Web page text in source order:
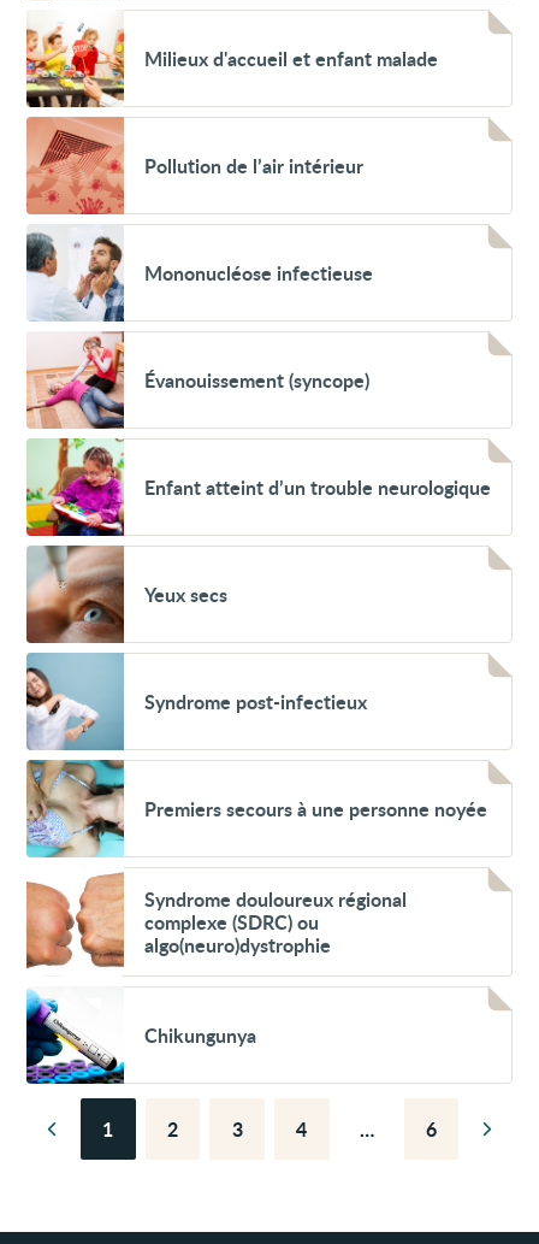
l'enfant
Milieux
d'accueil
et
enfant
malade
Milieux d'accueil et enfant malade
Voir
Pollution
de
l’air
intérieur
Pollution de l’air intérieur
Voir
Mononucléose
infectieuse
Mononucléose infectieuse
Évanouissement
(syncope)
Évanouissement (syncope)
Voir
Enfant
atteint
d’un
trouble
neurologique
Enfant atteint d’un trouble neurologique
Voir
Yeux
secs
Yeux secs
Voir
Syndrome
post-
infectieux
Syndrome post-infectieux
Voir
Premiers
secours
à
une
noyée
Premiers secours à une personne noyée
Syndrome
douloureux
régional
complexe
(SDRC)
ou
algo(neuro)dystrophie
Syndrome douloureux régional
complexe (SDRC) ou
algo(neuro)dystrophie
Voir
Chikungunya
Chikungunya
Page
précédente
Page
1 Page
2 Page
3 Page
4 … Page
6 Page